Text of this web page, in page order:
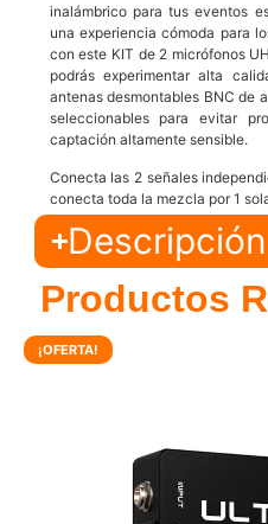
inalámbrico para tus eventos
una experiencia cómoda para
con este KIT de 2 micrófonos
podrás experimentar alta
antenas desmontables BNC de
seleccionables para evitar
captación altamente sensible.
Conecta las 2 señales
conecta toda la mezcla por 1
Descripción
Productos
¡OFERTA!